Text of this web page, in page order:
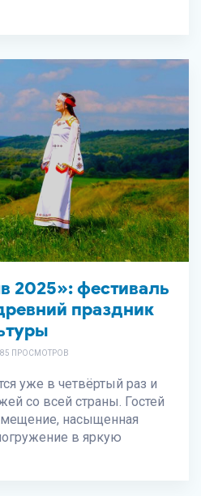
2025»: фестиваль
праздник
ПРОСМОТРОВ
уже в четвёртый раз и
со всей страны. Гостей
насыщенная
в яркую